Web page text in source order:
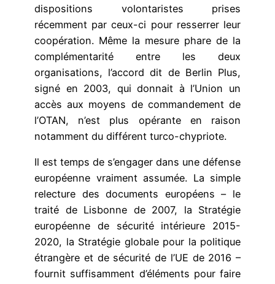
dispositions volontaristes prises
récemment par ceux-ci pour resserrer leur
coopération. Même la mesure phare de la
complémentarité entre les deux
organisations, l’accord dit de Berlin Plus,
signé en 2003, qui donnait à l’Union un
accès aux moyens de commandement de
l’OTAN, n’est plus opérante en raison
notamment du différent turco-chypriote.
Il est temps de s’engager dans une défense
européenne vraiment assumée. La simple
relecture des documents européens – le
traité de Lisbonne de 2007, la Stratégie
européenne de sécurité intérieure 2015-
2020, la Stratégie globale pour la politique
étrangère et de sécurité de l’UE de 2016 –
fournit suffisamment d’éléments pour faire